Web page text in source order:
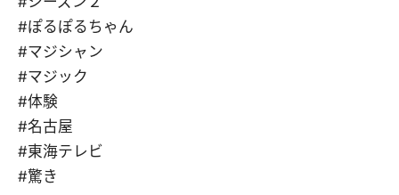
#ぽるぽるちゃん
#マジシャン
#マジック
#体験
#名古屋
#東海テレビ
#驚き